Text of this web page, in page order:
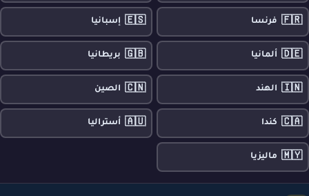
🇫🇷 فرنسا 🇪🇸 إسبانيا
🇩🇪 ألمانيا 🇬🇧 بريطانيا
🇮🇳 الهند 🇨🇳 الصين
🇨🇦 كندا 🇦🇺 أستراليا
🇲🇾 ماليزيا